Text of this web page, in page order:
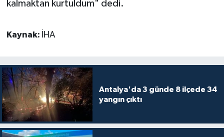
kalmaktan kurtuldum" dedi.
Kaynak: İHA
Antalya'da 3 günde 8 ilçede 34
yangın çıktı